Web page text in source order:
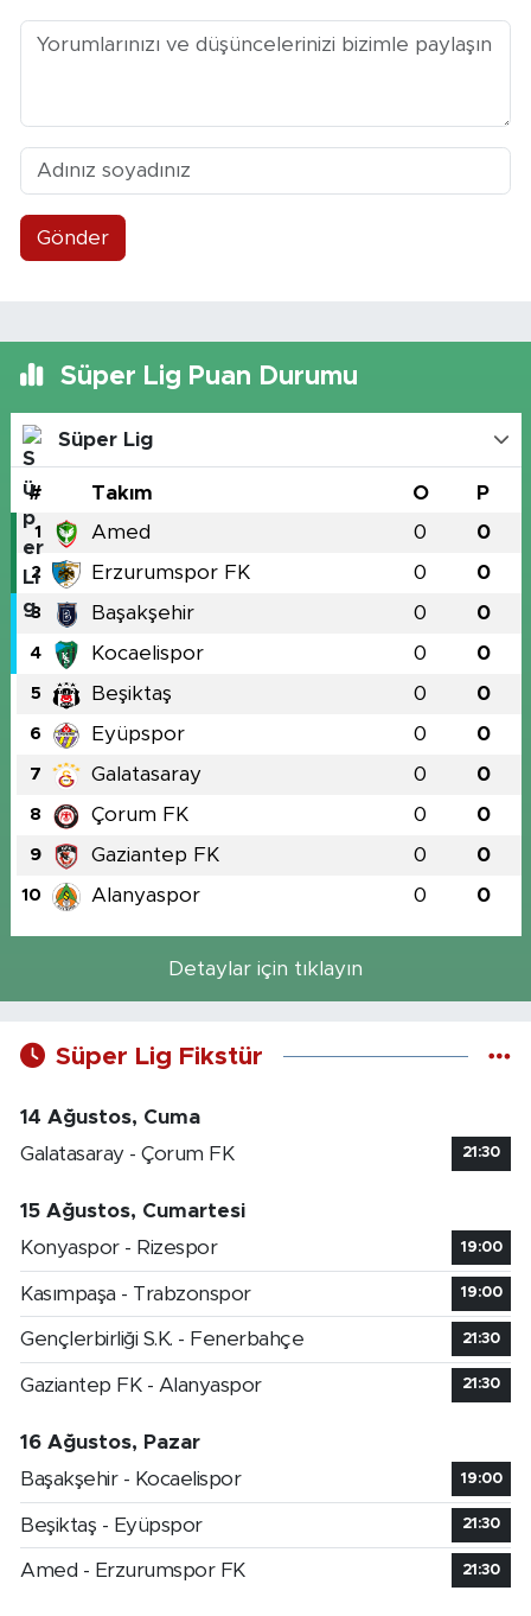
Gönder
Süper Lig Puan Durumu
Süper Lig
# Takım O P
1 Amed 0 0
2 Erzurumspor FK 0 0
3 Başakşehir 0 0
4 Kocaelispor 0 0
5 Beşiktaş 0 0
6 Eyüpspor 0 0
7 Galatasaray 0 0
8 Çorum FK 0 0
9 Gaziantep FK 0 0
10 Alanyaspor 0 0
Detaylar için tıklayın
Süper Lig Fikstür
14 Ağustos, Cuma
Galatasaray - Çorum FK
21:30
15 Ağustos, Cumartesi
Konyaspor - Rizespor
19:00
Kasımpaşa - Trabzonspor 19:00
Gençlerbirliği S.K. - Fenerbahçe 21:30
Gaziantep FK - Alanyaspor 21:30
16 Ağustos, Pazar
Başakşehir - Kocaelispor
19:00
Beşiktaş - Eyüpspor 21:30
Amed - Erzurumspor FK 21:30